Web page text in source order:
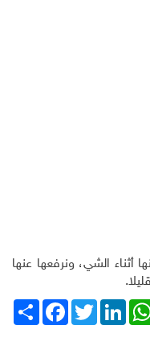
أثناء الشي، ونرفعها عنها
انشر
FacebookTwitterLinkedIn